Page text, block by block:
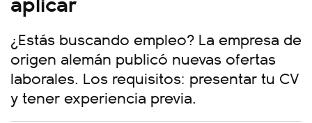
¿Estás buscando empleo? La empresa de
origen alemán publicó nuevas ofertas
laborales. Los requisitos: presentar tu CV
y tener experiencia previa.